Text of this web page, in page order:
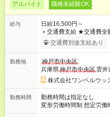
アルバイト 職種未経験OK
給与
日給16,500円～
＋交通費支給 ★交通費全額支給！ ★日払いOK！（規定あり） ┗
働いたその日に現金
交通費別途支給あり
勤務地
神戸市中央区
兵庫県神戸市中央区 雲井
株式会社ワンベルウッ
勤務時間
勤務時間は指定なし
変形労働時間制 想定労働時間160時間/
00～20：00